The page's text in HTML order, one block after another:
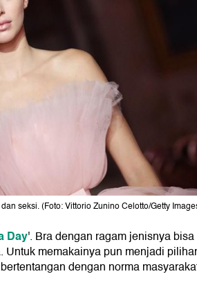
seksi. (Foto: Vittorio Zunino Celotto/Getty
Day'. Bra dengan ragam jenisnya bisa
memakainya pun menjadi
dengan norma